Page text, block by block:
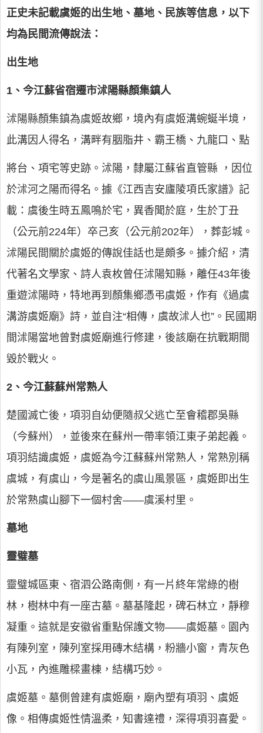
正史未記載虞姬的出生地、墓地、民族等信息，以下
均為民間流傳說法：
出生地
1、今江蘇省宿遷市沭陽縣顏集鎮人
沭陽縣顏集鎮為虞姬故鄉，境內有虞姬溝蜿蜒半境，
此溝因人得名，溝畔有胭脂井、霸王橋、九龍口、點
將台、項宅等史跡。沭陽，隸屬江蘇省直管縣 ，因位
於沭河之陽而得名。據《江西吉安廬陵項氏家譜》記
載：虞後生時五鳳鳴於宅，異香聞於庭，生於丁丑
（公元前224年）卒己亥（公元前202年），葬彭城。
沭陽民間關於虞姬的傳說佳話也是頗多。據介紹，清
代著名文學家、詩人袁枚曾任沭陽知縣，離任43年後
重遊沭陽時，特地再到顏集鄉憑弔虞姬，作有《過虞
溝游虞姬廟》詩，並自注“相傳，虞故沭人也”。民國期
間沭陽當地曾對虞姬廟進行修建，後該廟在抗戰期間
毀於戰火。
2、今江蘇蘇州常熟人
楚國滅亡後，項羽自幼便隨叔父逃亡至會稽郡吳縣
（今蘇州），並後來在蘇州一帶率領江東子弟起義。
項羽結識虞姬，虞姬為今江蘇蘇州常熟人，常熟別稱
虞城，有虞山，今是著名的虞山風景區，虞姬即出生
於常熟虞山腳下一個村舍——虞溪村里。
墓地
靈璧墓
靈璧城區東、宿泗公路南側，有一片終年常綠的樹
林，樹林中有一座古墓。墓基隆起，碑石林立，靜穆
凝重。這就是安徽省重點保護文物——虞姬墓。園內
有陳列室，陳列室採用磚木結構，粉牆小窗，青灰色
小瓦，內進雕樑畫棟，結構巧妙。
虞姬墓。墓側曾建有虞姬廟，廟內塑有項羽、虞姬
像。相傳虞姬性情溫柔，知書達禮，深得項羽喜愛。